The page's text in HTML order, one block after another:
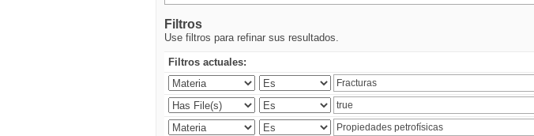
Filtros
Use filtros para refinar sus resultados.
Filtros actuales: